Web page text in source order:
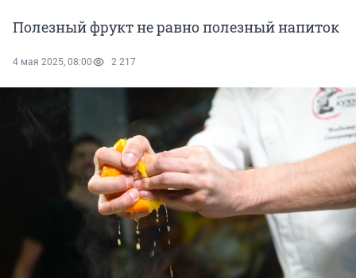
Полезный фрукт не равно полезный напиток
4 мая 2025, 08:00 2 217